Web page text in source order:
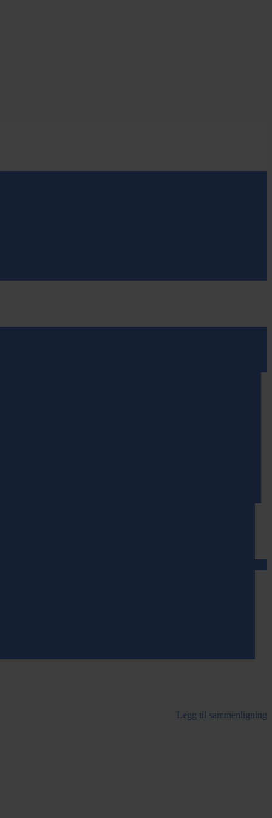
Legg til sammenligning